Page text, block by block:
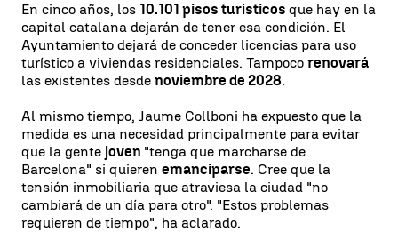
En cinco años, los 10.101 pisos turísticos que hay en la
capital catalana dejarán de tener esa condición. El
Ayuntamiento dejará de conceder licencias para uso
turístico a viviendas residenciales. Tampoco renovará
las existentes desde noviembre de 2028.
Al mismo tiempo, Jaume Collboni ha expuesto que la
medida es una necesidad principalmente para evitar
que la gente joven "tenga que marcharse de
Barcelona" si quieren emanciparse. Cree que la
tensión inmobiliaria que atraviesa la ciudad "no
cambiará de un día para otro". "Estos problemas
requieren de tiempo", ha aclarado.